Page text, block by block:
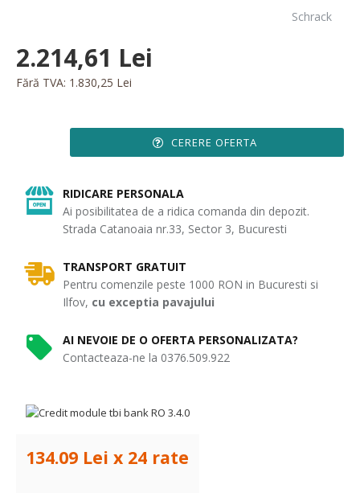
Schrack
2.214,61 Lei
Fără TVA: 1.830,25 Lei
CERERE OFERTA
RIDICARE PERSONALA
Ai posibilitatea de a ridica comanda din depozit.
Strada Catanoaia nr.33, Sector 3, Bucuresti
TRANSPORT GRATUIT
Pentru comenzile peste 1000 RON in Bucuresti si
Ilfov, cu exceptia pavajului
AI NEVOIE DE O OFERTA PERSONALIZATA?
Contacteaza-ne la 0376.509.922
134.09 Lei x 24 rate